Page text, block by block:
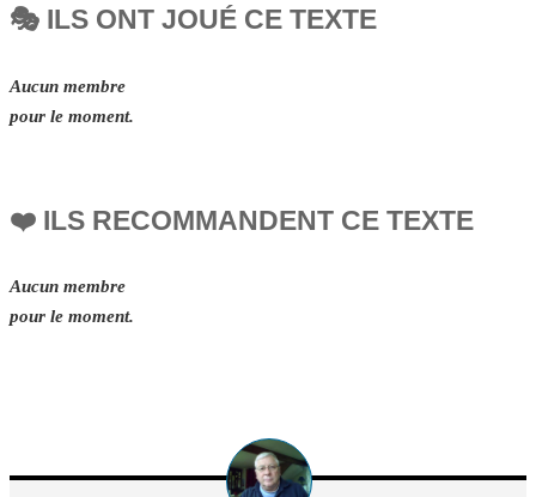
🎭 ILS ONT JOUÉ CE TEXTE
Aucun membre
pour le moment.
❤️ ILS RECOMMANDENT CE TEXTE
Aucun membre
pour le moment.